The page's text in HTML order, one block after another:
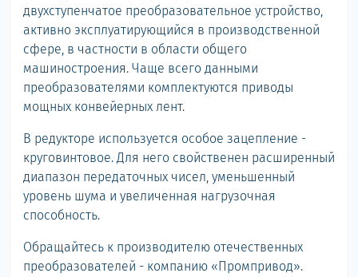
двухступенчатое преобразовательное устройство,
активно эксплуатирующийся в производственной
сфере, в частности в области общего
машиностроения. Чаще всего данными
преобразователями комплектуются приводы
мощных конвейерных лент.
В редукторе используется особое зацепление -
круговинтовое. Для него свойственен расширенный
диапазон передаточных чисел, уменьшенный
уровень шума и увеличенная нагрузочная
способность.
Обращайтесь к производителю отечественных
преобразователей - компанию «Промпривод».